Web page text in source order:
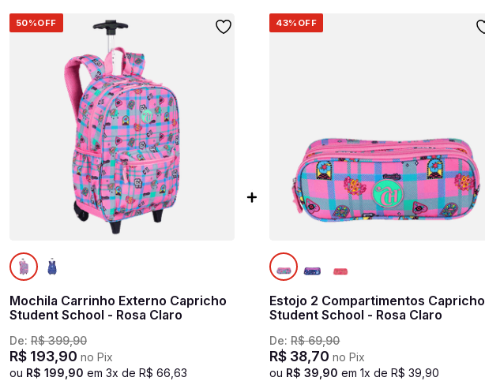
50%OFF
Mochila Carrinho Externo Capricho
Student School - Rosa Claro
De: R$ 399,90
R$ 193,90 no Pix
ou R$ 199,90 em 3x de R$ 66,63
43% OFF
Estojo 2 Compartimentos Capricho
Student School - Rosa Claro
De:R$ 69,90
R$ 38,70 no Pix
ou R$ 39,90 em1x de R$ 39,90